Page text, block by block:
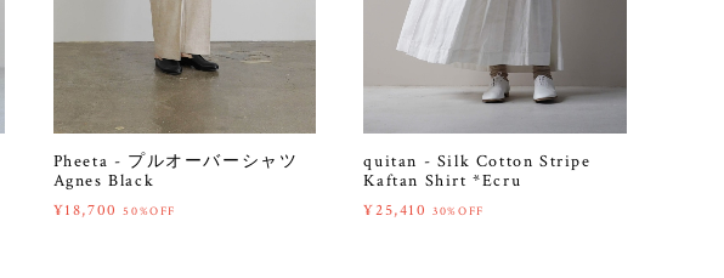
Pheeta - プルオーバーシャツ
Agnes Black
¥18,700 50%OFF
quitan - Silk Cotton Stripe
Kaftan Shirt *Ecru
¥25,410 30%OFF